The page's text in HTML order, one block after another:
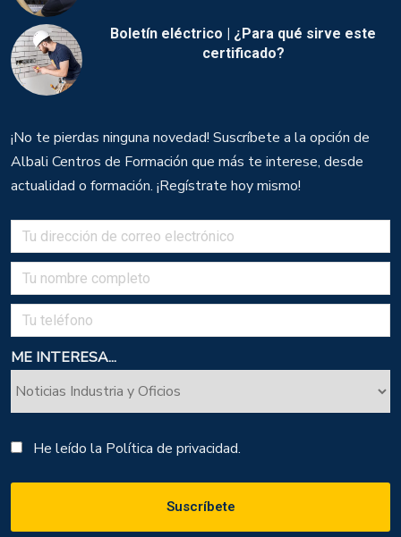
Boletín eléctrico | ¿Para qué sirve este
certificado?
¡No te pierdas ninguna novedad! Suscríbete a la opción de
Albali Centros de Formación que más te interese, desde
actualidad o formación. ¡Regístrate hoy mismo!
ME INTERESA...
He leído la Política de privacidad.